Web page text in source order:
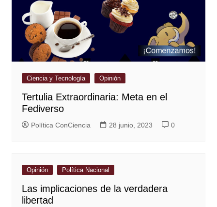
Ciencia y Tecnología Opinión
Tertulia Extraordinaria: Meta en el
Fediverso
Política ConCiencia 28 junio, 2023 0
Opinión Política Nacional
Las implicaciones de la verdadera
libertad